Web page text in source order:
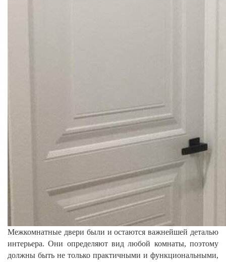
Межкомнатные двери были и остаются важнейшей деталью
интерьера. Они определяют вид любой комнаты, поэтому
должны быть не только практичными и функциональными,